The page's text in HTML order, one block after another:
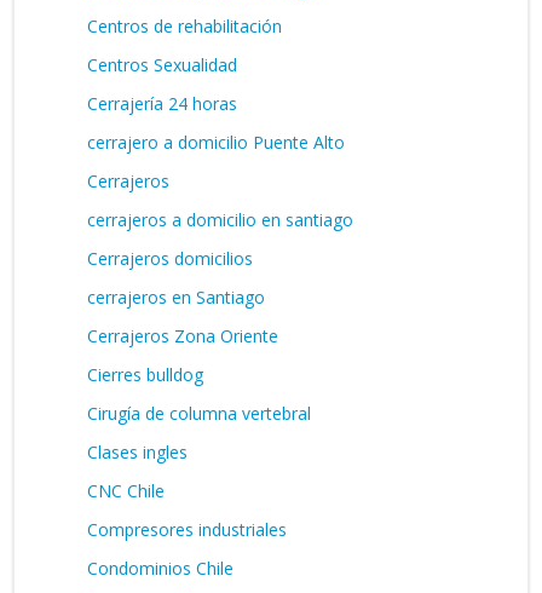
Centros de rehabilitación
Centros Sexualidad
Cerrajería 24 horas
cerrajero a domicilio Puente Alto
Cerrajeros
cerrajeros a domicilio en santiago
Cerrajeros domicilios
cerrajeros en Santiago
Cerrajeros Zona Oriente
Cierres bulldog
Cirugía de columna vertebral
Clases ingles
CNC Chile
Compresores industriales
Condominios Chile